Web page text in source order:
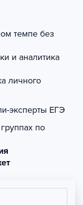
темпе без
и аналитика
личного
эксперты ЕГЭ
по